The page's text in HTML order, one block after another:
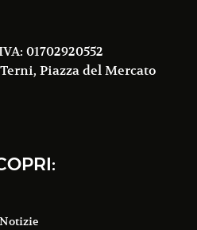
01702920552
Piazza del Mercato
Notizie